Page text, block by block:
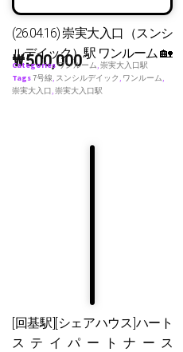
(26.04.16) 崇実大入口（スンシ
ルデイック）駅 ワンルーム 🏡
₩500,000
Categoriesワンルーム,崇実大入口駅
Tags7号線, スンシルデイック , ワンルーム,
崇実大入口,崇実大入口駅
[回基駅][シェアハウス]ハート
ステイパートナース